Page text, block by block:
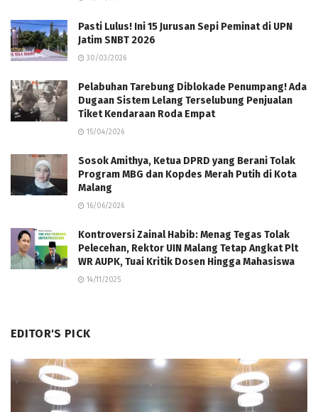
Pasti Lulus! Ini 15 Jurusan Sepi Peminat di UPN
Jatim SNBT 2026
30/03/2026
Pelabuhan Tarebung Diblokade Penumpang! Ada
Dugaan Sistem Lelang Terselubung Penjualan
Tiket Kendaraan Roda Empat
15/04/2026
Sosok Amithya, Ketua DPRD yang Berani Tolak
Program MBG dan Kopdes Merah Putih di Kota
Malang
16/06/2026
Kontroversi Zainal Habib: Menag Tegas Tolak
Pelecehan, Rektor UIN Malang Tetap Angkat Plt
WR AUPK, Tuai Kritik Dosen Hingga Mahasiswa
14/11/2025
EDITOR'S PICK